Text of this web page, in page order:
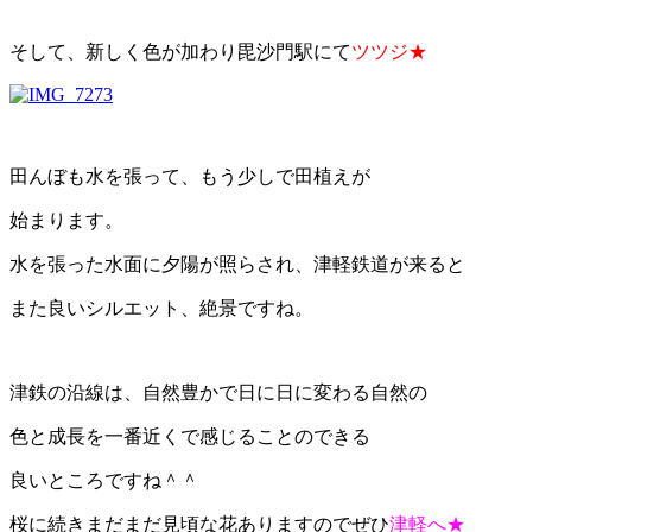
そして、新しく色が加わり毘沙門駅にてツツジ★
田んぼも水を張って、もう少しで田植えが
始まります。
水を張った水面に夕陽が照らされ、津軽鉄道が来ると
また良いシルエット、絶景ですね。
津鉄の沿線は、自然豊かで日に日に変わる自然の
色と成長を一番近くで感じることのできる
良いところですね＾＾
桜に続きまだまだ見頃な花ありますのでぜひ津軽へ★